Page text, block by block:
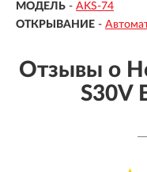
МОДЕЛЬ - AKS-74
ОТКРЫВАНИЕ -
Отзывы о
S30V